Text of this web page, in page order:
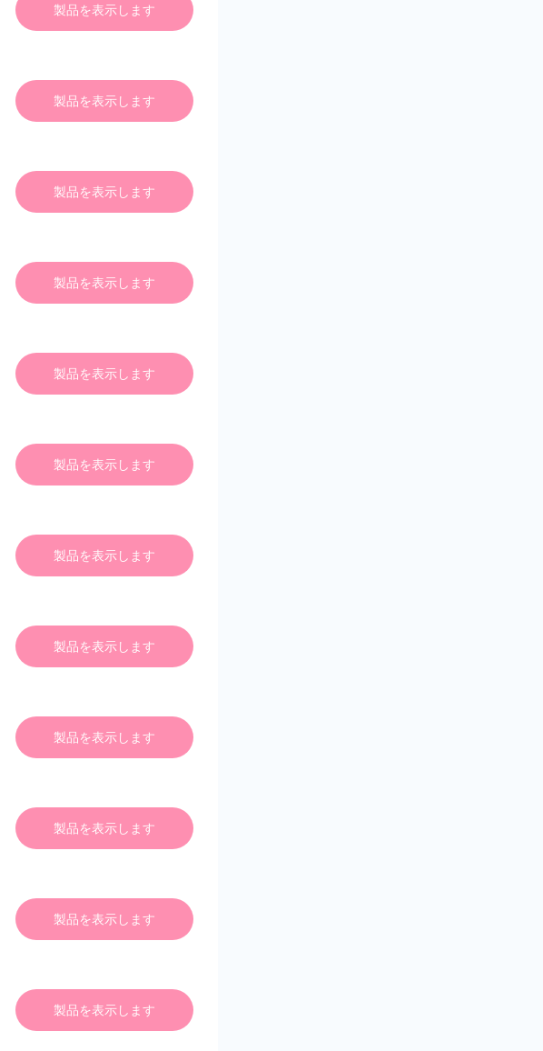
製品を表示します
製品を表示します
製品を表示します
製品を表示します
製品を表示します
製品を表示します
製品を表示します
製品を表示します
製品を表示します
製品を表示します
製品を表示します
製品を表示します